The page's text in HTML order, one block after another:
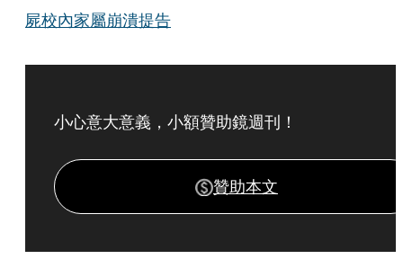
屍校內家屬崩潰提告
小心意大意義，小額贊助鏡週刊！
贊助本文